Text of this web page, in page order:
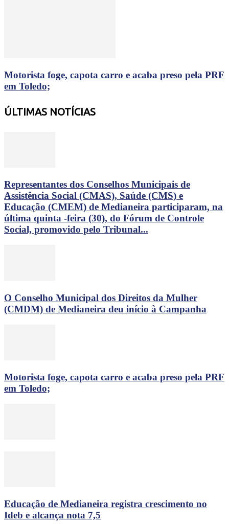
Motorista foge, capota carro e acaba preso pela PRF
em Toledo;
ÚLTIMAS NOTÍCIAS
Representantes dos Conselhos Municipais de
Assistência Social (CMAS), Saúde (CMS) e
Educação (CMEM) de Medianeira participaram, na
última quinta -feira (30), do Fórum de Controle
Social, promovido pelo Tribunal...
O Conselho Municipal dos Direitos da Mulher
(CMDM) de Medianeira deu início à Campanha
Motorista foge, capota carro e acaba preso pela PRF
em Toledo;
Educação de Medianeira registra crescimento no
Ideb e alcança nota 7,5